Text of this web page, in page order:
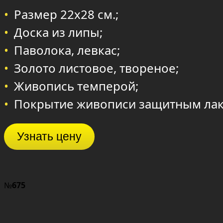
Размер 22х28 см.;
Доска из липы;
Паволока, левкас;
Золото листовое, твореное;
Живопись темперой;
Покрытие живописи защитным
Узнать цену
№675